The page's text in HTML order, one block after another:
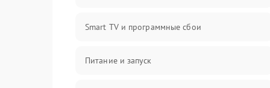
Smart TV и программные сбои
Питание и запуск